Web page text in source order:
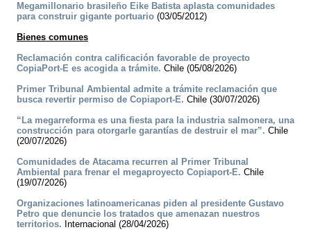
Megamillonario brasileño Eike Batista aplasta comunidades
para construir gigante portuario (03/05/2012)
Bienes comunes
Reclamación contra calificación favorable de proyecto
CopiaPort-E es acogida a trámite. Chile (05/08/2026)
Primer Tribunal Ambiental admite a trámite reclamación que
busca revertir permiso de Copiaport-E. Chile (30/07/2026)
“La megarreforma es una fiesta para la industria salmonera, una
construcción para otorgarle garantías de destruir el mar”. Chile
(20/07/2026)
Comunidades de Atacama recurren al Primer Tribunal
Ambiental para frenar el megaproyecto Copiaport-E. Chile
(19/07/2026)
Organizaciones latinoamericanas piden al presidente Gustavo
Petro que denuncie los tratados que amenazan nuestros
territorios. Internacional (28/04/2026)